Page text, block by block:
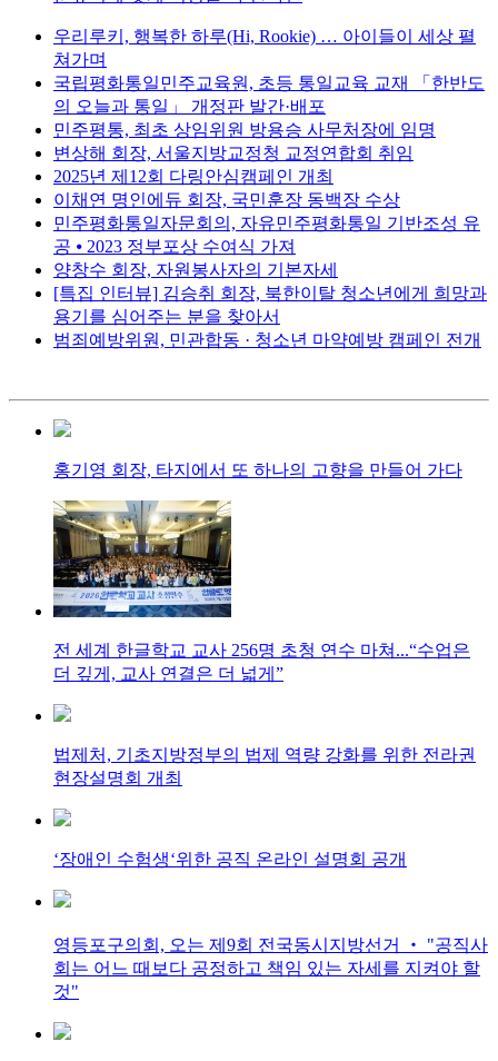
우리루키, 행복한 하루(Hi, Rookie) … 아이들이 세상 펼
쳐가며
국립평화통일민주교육원, 초등 통일교육 교재 「한반도
의 오늘과 통일」 개정판 발간·배포
민주평통, 최초 상임위원 방용승 사무처장에 임명
변상해 회장, 서울지방교정청 교정연합회 취임
2025년 제12회 다링안심캠페인 개최
이채연 명인에듀 회장, 국민훈장 동백장 수상
민주평화통일자문회의, 자유민주평화통일 기반조성 유
공 ⦁ 2023 정부포상 수여식 가져
양창수 회장, 자원봉사자의 기본자세
[특집 인터뷰] 김승취 회장, 북한이탈 청소년에게 희망과
용기를 심어주는 분을 찾아서
범죄예방위원, 민관합동 · 청소년 마약예방 캠페인 전개
홍기영 회장, 타지에서 또 하나의 고향을 만들어 가다
전 세계 한글학교 교사 256명 초청 연수 마쳐...“수업은
더 깊게, 교사 연결은 더 넓게”
법제처, 기초지방정부의 법제 역량 강화를 위한 전라권
현장설명회 개최
‘장애인 수험생‘위한 공직 온라인 설명회 공개
영등포구의회, 오는 제9회 전국동시지방선거 ‧ "공직사
회는 어느 때보다 공정하고 책임 있는 자세를 지켜야 할
것"